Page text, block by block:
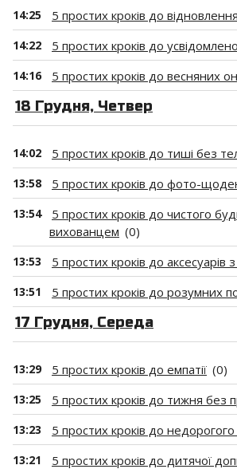
14:25 5 простих кроків до
14:22 5 простих кроків до
14:16 5 простих кроків до весняних
18 Грудня, Четвер
14:02 5 простих кроків до тиші без
13:58 5 простих кроків до фото-
13:54
5 простих кроків до чистого
вихованцем (0)
13:53 5 простих кроків до аксесуарів
13:51 5 простих кроків до розумних
17 Грудня, Середа
13:29 5 простих кроків до емпатії (0)
13:25 5 простих кроків до тижня без
13:23 5 простих кроків до
13:21 5 простих кроків до дитячої